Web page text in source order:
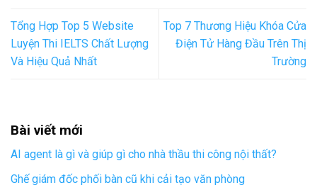
Tổng Hợp Top 5 Website
Luyện Thi IELTS Chất Lượng
Và Hiệu Quả Nhất
Top 7 Thương Hiệu Khóa Cửa
Điện Tử Hàng Đầu Trên Thị
Trường
Bài viết mới
AI agent là gì và giúp gì cho nhà thầu thi công nội thất?
Ghế giám đốc phối bàn cũ khi cải tạo văn phòng